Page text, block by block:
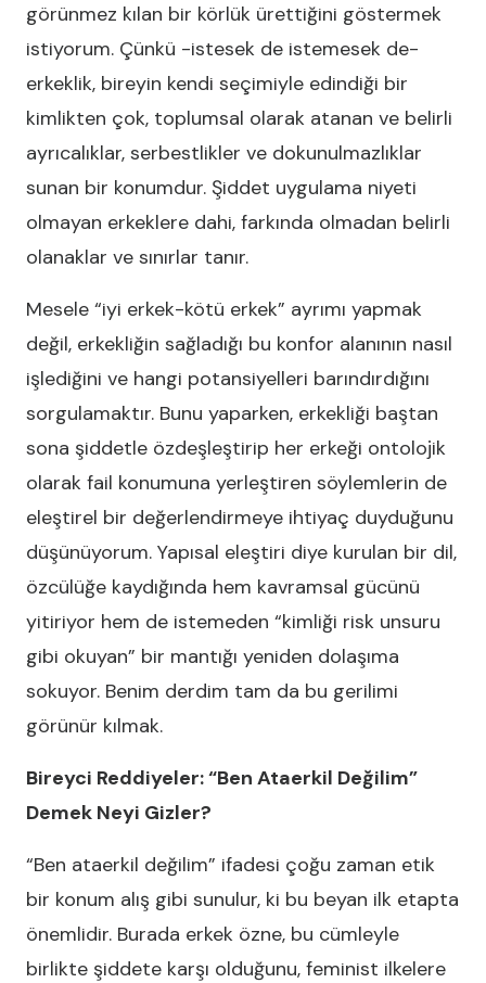
görünmez kılan bir körlük ürettiğini göstermek
istiyorum. Çünkü -istesek de istemesek de-
erkeklik, bireyin kendi seçimiyle edindiği bir
kimlikten çok, toplumsal olarak atanan ve belirli
ayrıcalıklar, serbestlikler ve dokunulmazlıklar
sunan bir konumdur. Şiddet uygulama niyeti
olmayan erkeklere dahi, farkında olmadan belirli
olanaklar ve sınırlar tanır.
Mesele “iyi erkek-kötü erkek” ayrımı yapmak
değil, erkekliğin sağladığı bu konfor alanının nasıl
işlediğini ve hangi potansiyelleri barındırdığını
sorgulamaktır. Bunu yaparken, erkekliği baştan
sona şiddetle özdeşleştirip her erkeği ontolojik
olarak fail konumuna yerleştiren söylemlerin de
eleştirel bir değerlendirmeye ihtiyaç duyduğunu
düşünüyorum. Yapısal eleştiri diye kurulan bir dil,
özcülüğe kaydığında hem kavramsal gücünü
yitiriyor hem de istemeden “kimliği risk unsuru
gibi okuyan” bir mantığı yeniden dolaşıma
sokuyor. Benim derdim tam da bu gerilimi
görünür kılmak.
Bireyci Reddiyeler: “Ben Ataerkil Değilim”
Demek Neyi Gizler?
“Ben ataerkil değilim” ifadesi çoğu zaman etik
bir konum alış gibi sunulur, ki bu beyan ilk etapta
önemlidir. Burada erkek özne, bu cümleyle
birlikte şiddete karşı olduğunu, feminist ilkelere